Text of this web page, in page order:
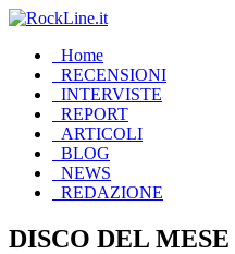
Home
RECENSIONI
INTERVISTE
REPORT
ARTICOLI
BLOG
NEWS
REDAZIONE
DISCO DEL MESE